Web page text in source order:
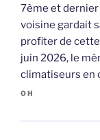
7ème et dernier
voisine gardait
profiter de
juin 2026, le
climatiseurs en
OH